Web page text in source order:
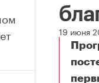
19 июня